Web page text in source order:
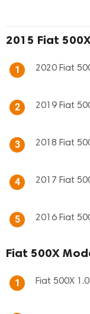
2015 Fiat
1 2020 Fiat
2 2019 Fiat
3 2018 Fiat
4 2017 Fiat
5 2016 Fiat
Fiat 500X
1 Fiat 500X